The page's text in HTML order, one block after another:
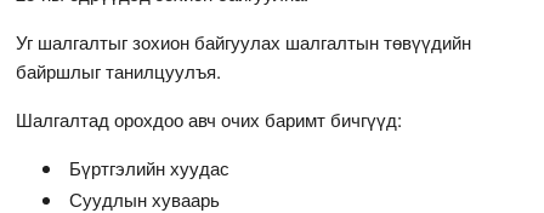
Уг шалгалтыг зохион байгуулах шалгалтын төвүүдийн
байршлыг танилцуулъя.
Шалгалтад орохдоо авч очих баримт бичгүүд:
Бүртгэлийн хуудас
Суудлын хуваарь